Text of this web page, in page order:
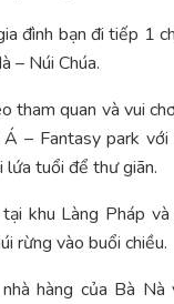
đình bạn đi tiếp 1
– Núi Chúa.
tham quan và vui
– Fantasy park
lứa tuổi để thư giãn.
khu Làng Pháp
rừng vào buổi chiều.
hàng của Bà Nà